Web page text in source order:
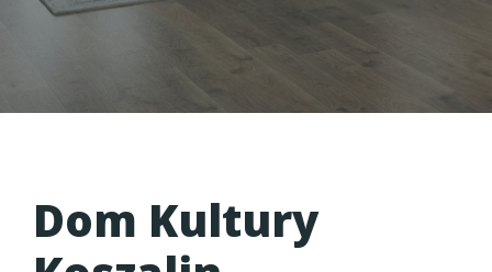
Dom Kultury